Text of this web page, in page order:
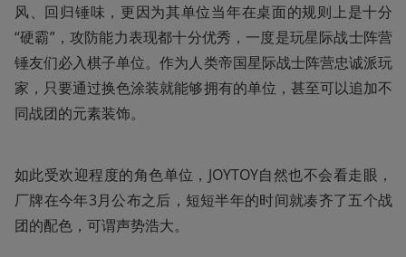
风、回归锤味，更因为其单位当年在桌面的规则上是十分
“硬霸”，攻防能力表现都十分优秀，一度是玩星际战士阵营
锤友们必入棋子单位。作为人类帝国星际战士阵营忠诚派玩
家，只要通过换色涂装就能够拥有的单位，甚至可以追加不
同战团的元素装饰。
如此受欢迎程度的角色单位，JOYTOY自然也不会看走眼，
厂牌在今年3月公布之后，短短半年的时间就凑齐了五个战
团的配色，可谓声势浩大。